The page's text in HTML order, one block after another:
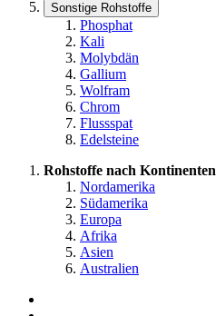
Sonstige Rohstoffe
Phosphat
Kali
Molybdän
Gallium
Wolfram
Chrom
Flussspat
Edelsteine
Rohstoffe nach Kontinenten
Nordamerika
Südamerika
Europa
Afrika
Asien
Australien